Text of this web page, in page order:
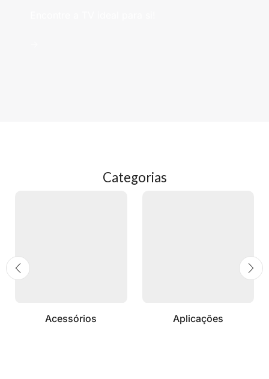
Categorias
Acessórios Aplicações